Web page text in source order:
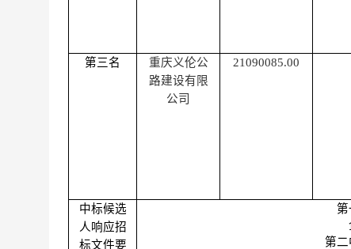
第三名
重庆义伦公
路建设有限
公司
21090085.00
中标候选
人响应招
标文件要
第
第二